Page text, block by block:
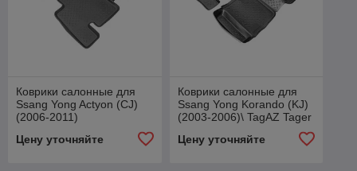
Коврики салонные для
Ssang Yong Actyon (CJ)
(2006-2011)
Цену уточняйте
Коврики салонные для
Ssang Yong Korando (KJ)
(2003-2006)\ TagAZ Tager
Цену уточняйте